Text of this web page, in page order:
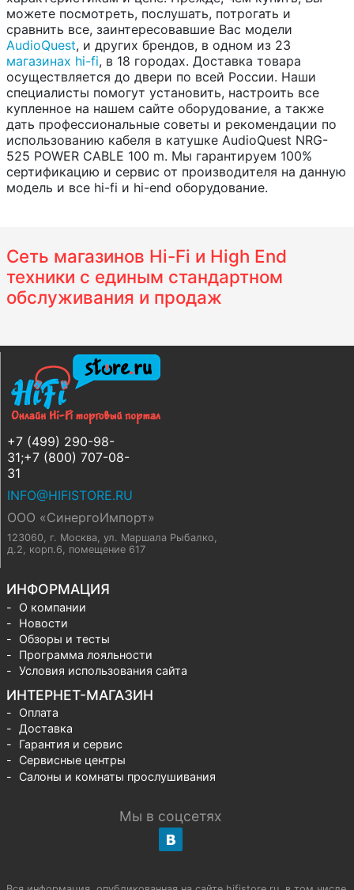
можете посмотреть, послушать, потрогать и
сравнить все, заинтересовавшие Вас модели
AudioQuest, и других брендов, в одном из 23
магазинах hi-fi, в 18 городах. Доставка товара
осуществляется до двери по всей России. Наши
специалисты помогут установить, настроить все
купленное на нашем сайте оборудование, а также
дать профессиональные советы и рекомендации по
использованию кабеля в катушке AudioQuest NRG-
525 POWER CABLE 100 m. Мы гарантируем 100%
сертификацию и сервис от производителя на данную
модель и все hi-fi и hi-end оборудование.
Сеть магазинов Hi-Fi и High End
техники с единым стандартном
обслуживания и продаж
+7 (499) 290-98-
31;+7 (800) 707-08-
31
INFO@HIFISTORE.RU
ООО «СинергоИмпорт»
123060, г. Москва, ул. Маршала Рыбалко,
д.2, корп.6, помещение 617
ИНФОРМАЦИЯ
О компании
Новости
Обзоры и тесты
Программа лояльности
Условия использования сайта
ИНТЕРНЕТ-МАГАЗИН
Оплата
Доставка
Гарантия и сервис
Сервисные центры
Салоны и комнаты прослушивания
Мы в соцсетях